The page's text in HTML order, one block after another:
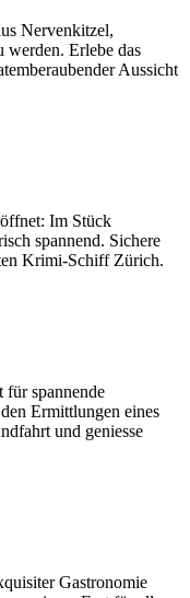
Nervenkitzel,
werden. Erlebe das
Aussicht
Im Stück
spannend. Sichere
Krimi-Schiff Zürich.
für spannende
Ermittlungen eines
und geniesse
Gastronomie